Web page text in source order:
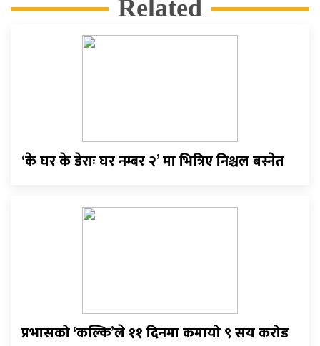
Related
‘के घर के डेराः घर नम्बर २’ मा भित्रिए निश्चल बस्नेत
प्रभासको ‘कल्कि’ले ११ दिनमा कमायो ९ सय करोड